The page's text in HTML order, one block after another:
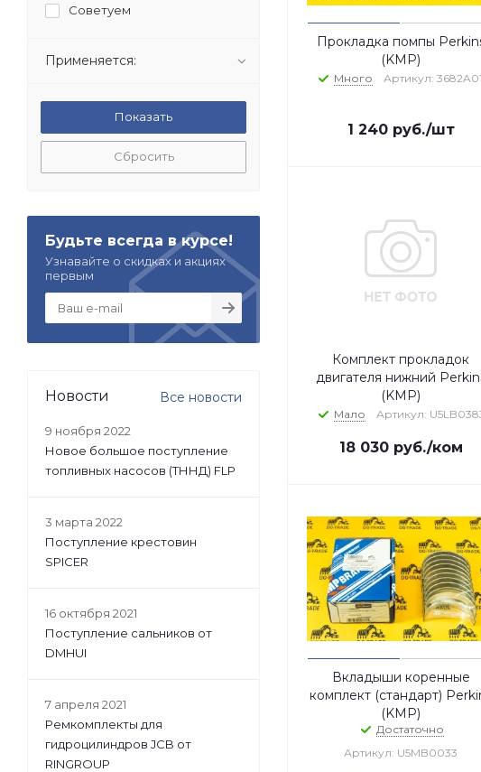
Прокладка помпы
(KMP)
Много Артикул:
1 240руб./шт
Комплект прокладок
двигателя нижний
(KMP)
Мало Артикул:
18 030руб./ком
Вкладыши коренные
комплект (стандарт)
(KMP)
Достаточно
Артикул: U5MB0033
Советуем
Применяется:
Сбросить
Будьте всегда в курсе!
Узнавайте о скидках и акциях
первым
Новости Все новости
9 ноября 2022
Новое большое поступление
топливных насосов (ТННД) FLP
3 марта 2022
Поступление крестовин
SPICER
16 октября 2021
Поступление сальников от
DMHUI
7 апреля 2021
Ремкомплекты для
гидроцилиндров JCB от
RINGROUP